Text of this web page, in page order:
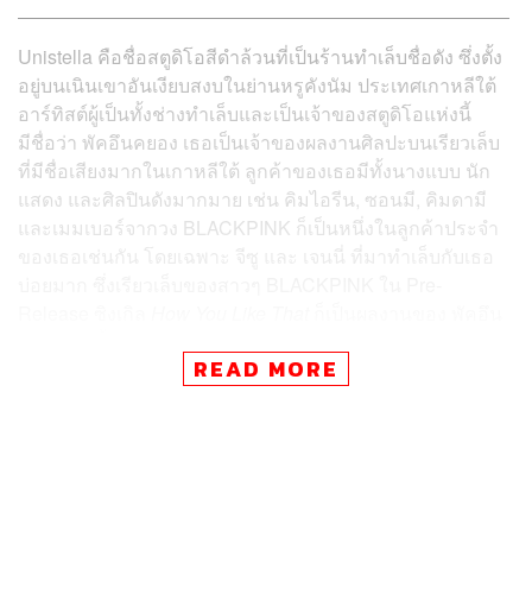
Unistella คือชื่อสตูดิโอสีดำล้วนที่เป็นร้านทำเล็บชื่อดัง ซึ่งตั้ง
อยู่บนเนินเขาอันเงียบสงบในย่านหรูคังนัม ประเทศเกาหลีใต้
อาร์ทิสต์ผู้เป็นทั้งช่างทำเล็บและเป็นเจ้าของสตูดิโอแห่งนี้
มีชื่อว่า พัคอึนคยอง เธอเป็นเจ้าของผลงานศิลปะบนเรียวเล็บ
ที่มีชื่อเสียงมากในเกาหลีใต้ ลูกค้าของเธอมีทั้งนางแบบ นัก
แสดง และศิลปินดังมากมาย เช่น คิมไอรีน, ซอนมี, คิมดามี
และเมมเบอร์จากวง BLACKPINK ก็เป็นหนึ่งในลูกค้าประจำ
READ MORE